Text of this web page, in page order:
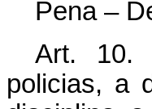
Pena –
Art. 10.
policias, a